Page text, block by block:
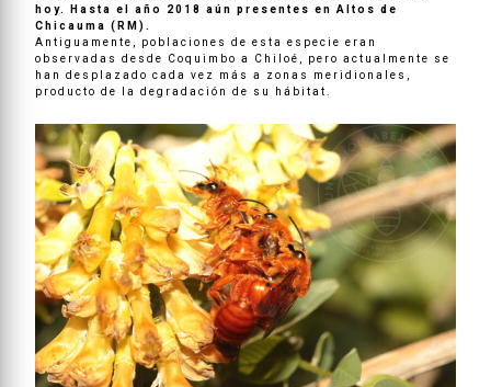
hoy. Hasta el año 2018 aún presentes en Altos de
Chicauma (RM).
Antiguamente, poblaciones de esta especie eran
observadas desde Coquimbo a Chiloé, pero actualmente se
han desplazado cada vez más a zonas meridionales,
producto de la degradación de su hábitat.